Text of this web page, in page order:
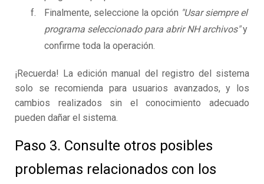
Finalmente, seleccione la opción "Usar siempre el
programa seleccionado para abrir NH archivos"y
confirme toda la operación.
¡Recuerda! La edición manual del registro del sistema
solo se recomienda para usuarios avanzados, y los
cambios realizados sin el conocimiento adecuado
pueden dañar el sistema.
Paso 3. Consulte otros posibles
problemas relacionados con los